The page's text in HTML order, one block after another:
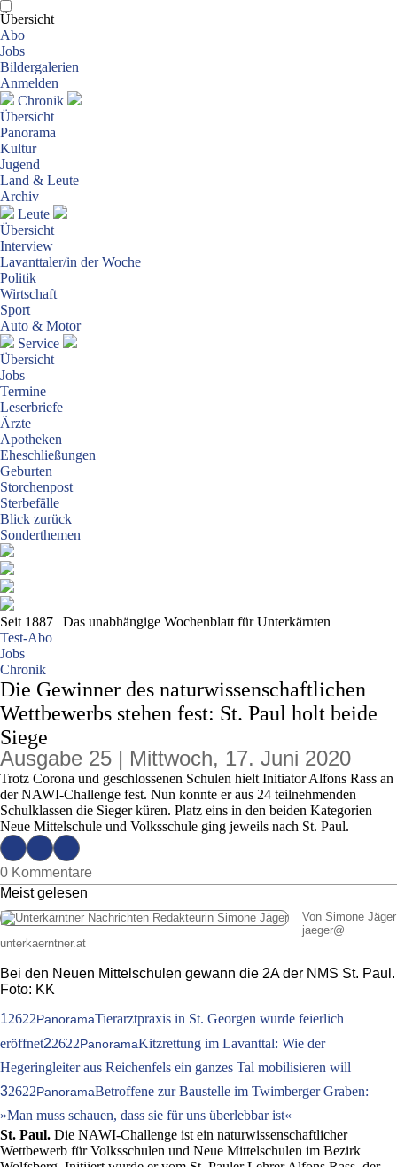
Übersicht
Abo
Jobs
Bildergalerien
Anmelden
Chronik
Übersicht
Panorama
Kultur
Jugend
Land & Leute
Archiv
Leute
Übersicht
Interview
Lavanttaler/in der Woche
Politik
Wirtschaft
Sport
Auto & Motor
Service
Übersicht
Jobs
Termine
Leserbriefe
Ärzte
Apotheken
Eheschließungen
Geburten
Storchenpost
Sterbefälle
Blick zurück
Sonderthemen
Seit 1887 | Das unabhängige Wochenblatt für Unterkärnten
Test-Abo
Jobs
Chronik
Die Gewinner des naturwissenschaftlichen
Wettbewerbs stehen fest: St. Paul holt beide
Siege
Ausgabe 25 | Mittwoch, 17. Juni 2020
Trotz Corona und geschlossenen Schulen hielt Initiator Alfons Rass an
der NAWI-Challenge fest. Nun konnte er aus 24 teilnehmenden
Schulklassen die Sieger küren. Platz eins in den beiden Kategorien
Neue Mittelschule und Volksschule ging jeweils nach St. Paul.
0 Kommentare
Meist gelesen
Von Simone Jäger
jaeger@
unterkaerntner.at
Bei den Neuen Mittelschulen gewann die 2A der NMS St. Paul.
Foto: KK
12622PanoramaTierarztpraxis in St. Georgen wurde feierlich
eröffnet22622PanoramaKitzrettung im Lavanttal: Wie der
Hegeringleiter aus Reichenfels ein ganzes Tal mobilisieren will
32622PanoramaBetroffene zur Baustelle im Twimberger Graben:
»Man muss schauen, dass sie für uns überlebbar ist«
St. Paul. Die NAWI-Challenge ist ein naturwissenschaftlicher
Wettbewerb für Volksschulen und Neue Mittelschulen im Bezirk